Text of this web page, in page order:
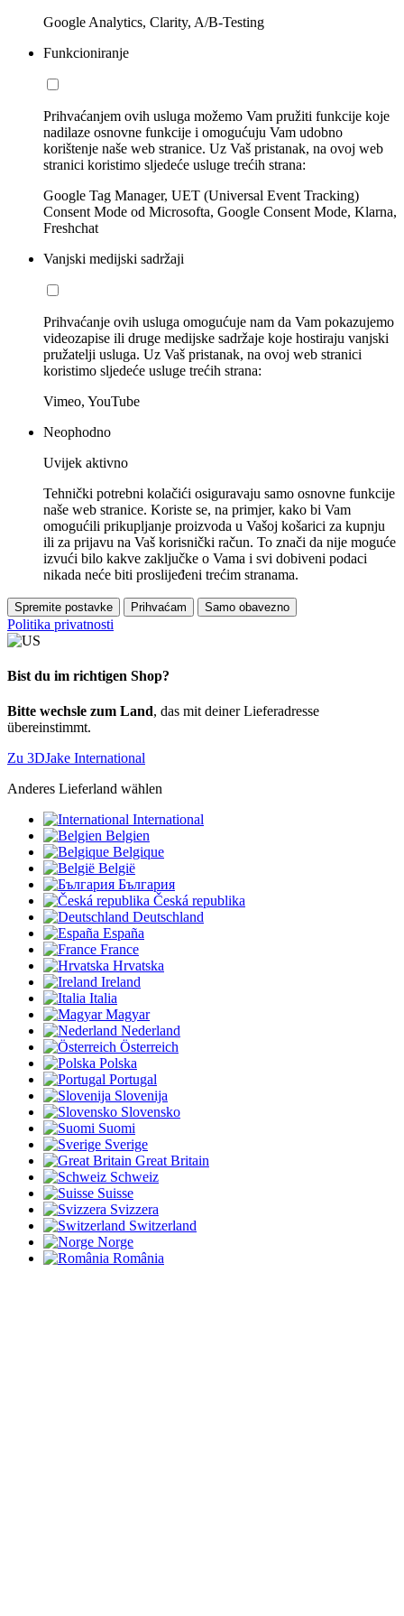
Google Analytics, Clarity, A/B-Testing
Funkcioniranje
Prihvaćanjem ovih usluga možemo Vam pružiti funkcije koje
nadilaze osnovne funkcije i omogućuju Vam udobno
korištenje naše web stranice. Uz Vaš pristanak, na ovoj web
stranici koristimo sljedeće usluge trećih strana:
Google Tag Manager, UET (Universal Event Tracking)
Consent Mode od Microsofta, Google Consent Mode, Klarna,
Freshchat
Vanjski medijski sadržaji
Prihvaćanje ovih usluga omogućuje nam da Vam pokazujemo
videozapise ili druge medijske sadržaje koje hostiraju vanjski
pružatelji usluga. Uz Vaš pristanak, na ovoj web stranici
koristimo sljedeće usluge trećih strana:
Vimeo, YouTube
Neophodno
Uvijek aktivno
Tehnički potrebni kolačići osiguravaju samo osnovne funkcije
naše web stranice. Koriste se, na primjer, kako bi Vam
omogućili prikupljanje proizvoda u Vašoj košarici za kupnju
ili za prijavu na Vaš korisnički račun. To znači da nije moguće
izvući bilo kakve zaključke o Vama i svi dobiveni podaci
nikada neće biti proslijeđeni trećim stranama.
Spremite postavke Prihvaćam Samo obavezno
Politika privatnosti
Bist du im richtigen Shop?
Bitte wechsle zum Land, das mit deiner Lieferadresse
übereinstimmt.
Zu 3DJake International
Anderes Lieferland wählen
International
Belgien
Belgique
België
България
Česká republika
Deutschland
España
France
Hrvatska
Ireland
Italia
Magyar
Nederland
Österreich
Polska
Portugal
Slovenija
Slovensko
Suomi
Sverige
Great Britain
Schweiz
Suisse
Svizzera
Switzerland
Norge
România